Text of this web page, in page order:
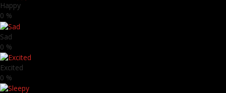
Happy
0 %
Sad
0 %
Excited
0 %